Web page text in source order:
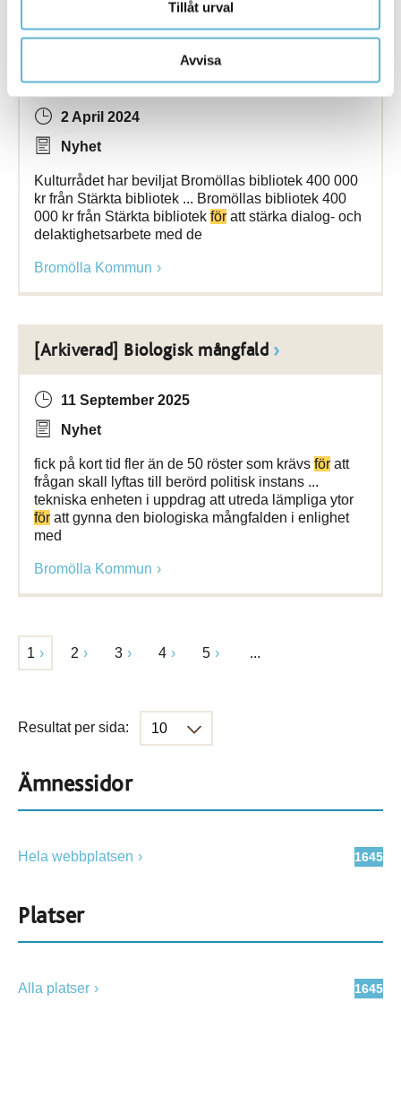
Tillåt urval
Avvisa
2 April 2024
Nyhet
Kulturrådet har beviljat Bromöllas bibliotek 400 000
kr från Stärkta bibliotek ... Bromöllas bibliotek 400
000 kr från Stärkta bibliotek för att stärka dialog- och
delaktighetsarbete med de
Bromölla Kommun
[Arkiverad] Biologisk mångfald
11 September 2025
Nyhet
fick på kort tid fler än de 50 röster som krävs för att
frågan skall lyftas till berörd politisk instans ...
tekniska enheten i uppdrag att utreda lämpliga ytor
för att gynna den biologiska mångfalden i enlighet
med
Bromölla Kommun
1 2 3 4 5 ...
Resultat per sida:
Ämnessidor
1645
Hela webbplatsen
Platser
1645
Alla platser